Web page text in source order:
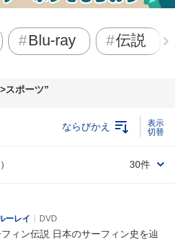
Blu-ray 伝説
スポーツ
ならびかえ
30件
ーレイ
DVD
ィン伝説 日本のサーフィン史を辿